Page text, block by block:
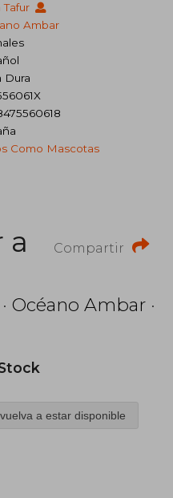
Tafur
Ambar
Dura
Como Mascotas
Compartir
a
· Océano Ambar ·
a estar disponible